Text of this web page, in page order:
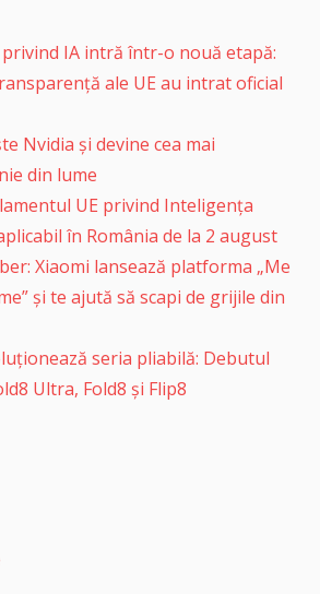
IA intră într-o nouă etapă:
ale UE au intrat oficial
Nvidia și devine cea mai
din lume
UE privind Inteligența
în România de la 2 august
Xiaomi lansează platforma „Me
și te ajută să scapi de grijile din
seria pliabilă: Debutul
Ultra, Fold8 și Flip8